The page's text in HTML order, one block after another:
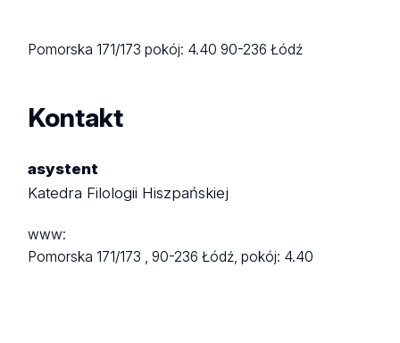
Pomorska 171/173pokój: 4.4090-236 Łódź
Kontakt
asystent
Katedra Filologii Hiszpańskiej
www:
Pomorska 171/173 ,90-236 Łódź,pokój: 4.40